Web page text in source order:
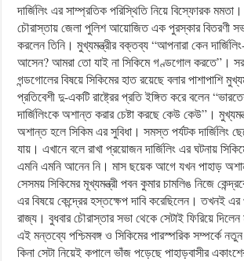
দার্জিলিং এর সাম্প্রতিক পরিস্থিতি নিয়ে বিস্ফোরক মমতা।
চৌরাস্তায় জেলা পুলিশ আয়োজিত এক পুরস্কার বিতরণী
করলেন তিনি। মুখ্যমন্ত্রীর বক্তব্য “আপনারা কেন
আসেন? আমরা তো যাই না সিকিমে গণ্ডগোল করতে”।
গন্ডগোলের বিষয়ে সিকিমের হাত রয়েছে বলার পাশাপাশি
প্রতিবেশী দু-একটি রাষ্ট্রের প্রতি ইঙ্গিত করে বলেন
দার্জিলিংকে অশান্ত করার চেষ্টা করছে কেউ কেউ”।
অশান্ত হলে সিকিম এর সুবিধা। সমস্ত পর্যটক দার্জিলিং
যায়। এখানে বলে রাখা প্রয়োজন দার্জিলিং এর ঘটনায়
এমনি এমনি আনেন নি। মাস ছয়েক আগে যখন পাহাড়
সেসময় সিকিমের মূখ্যমন্ত্রী পবন কুমার চামলিঙ নিজে
এর বিষয়ে কেন্দ্রের হস্তক্ষেপ দাবি করেছিলেন। তখন‌ই এর
রাজ্য। বুধবার চৌরাস্তার সভা থেকে সেটাই ফিরিয়ে
এই মন্তব্যে পশ্চিমবঙ্গ ও সিকিমের পারস্পরিক সম্পর্কে
কিনা সেটা নিয়েই কপালে ভাঁজ পড়েছে পাহাড়বাসীর